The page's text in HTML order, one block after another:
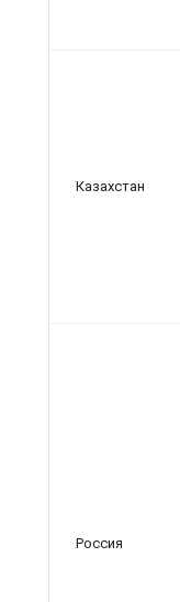
Казахстан
Россия